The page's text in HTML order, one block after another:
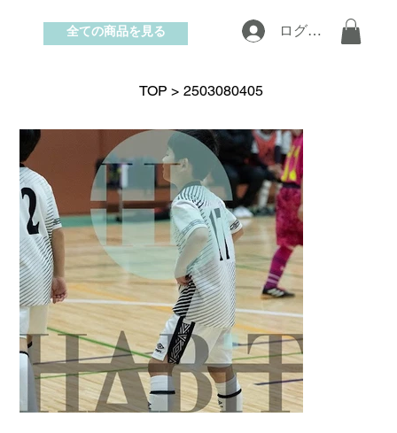
お問い合わせ
ログイン
全ての商品を見る
TOP > 2503080405